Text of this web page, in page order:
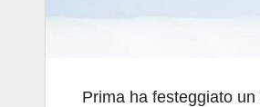
Prima ha festeggiato